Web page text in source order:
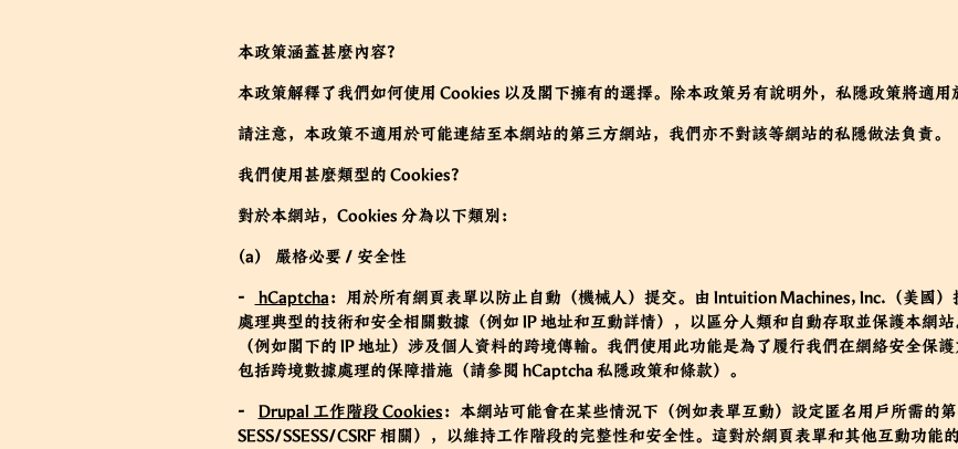
本政策涵蓋甚麼內容？
本政策解釋了我們如何使用 Cookies 以及閣下擁有的選擇。除本政策另有說明外，私隱政策將適用
請注意，本政策不適用於可能連結至本網站的第三方網站，我們亦不對該等網站的私隱做法負責。
我們使用甚麼類型的 Cookies？
對於本網站，Cookies 分為以下類別：
(a) 嚴格必要 / 安全性
- hCaptcha：用於所有網頁表單以防止自動（機械人）提交。由 Intuition Machines, Inc.（美國
處理典型的技術和安全相關數據（例如 IP 地址和互動詳情），以區分人類和自動存取並保護本網
（例如閣下的 IP 地址）涉及個人資料的跨境傳輸。我們使用此功能是為了履行我們在網絡安全保
包括跨境數據處理的保障措施（請參閱 hCaptcha私隱政策和條款）。
- Drupal 工作階段 Cookies：本網站可能會在某些情況下（例如表單互動）設定匿名用戶所需的
SESS/SSESS/CSRF 相關），以維持工作階段的完整性和安全性。這對於網頁表單和其他互動功能